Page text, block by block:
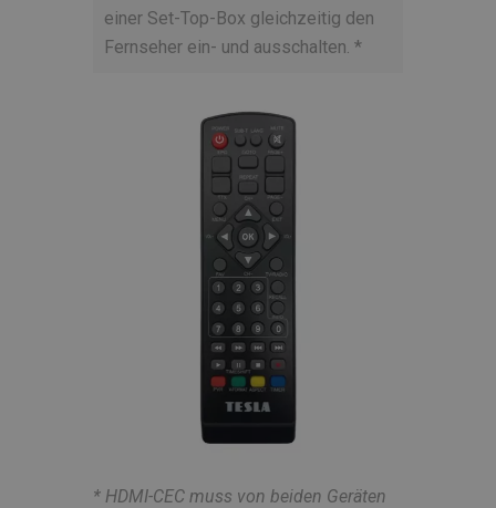
einer Set-Top-Box gleichzeitig den
Fernseher ein- und ausschalten. *
* HDMI-CEC muss von beiden Geräten